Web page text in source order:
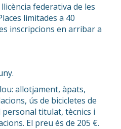
federativa de les
limitades a 40
inscripcions en arribar a
allotjament, àpats,
ús de bicicletes de
personal titulat, tècnics i
El preu és de 205 €.